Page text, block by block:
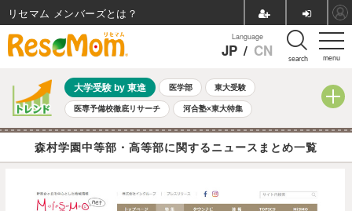
menu
Language
JP / CN search
大学受験 by 東進 医学部 東大受験
医専予備校徹底リサーチ 河合塾×東大特集
親子で考える大学選び 高校受験 中学受験 小学校受験
共通テスト 夏休み 8月開催学校説明会・相談会
自由研究教材（小学生向け） 自由研究教材（中学生向け） ランキング
森村学園中等部・高等部に関するニュースまとめ一覧
リセマム メンバーズ